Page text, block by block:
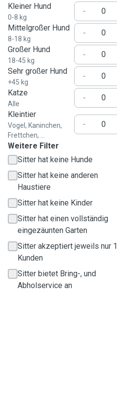
Kleiner Hund
0-8 kg
-
Mittelgroßer Hund
8-18 kg
-
Großer Hund
18-45 kg
-
Sehr großer Hund
+45 kg
-
Katze
Alle
-
Kleintier
Vogel, Kaninchen,
Frettchen, ...
-
Weitere Filter
Sitter hat keine Hunde
Sitter hat keine anderen
Haustiere
Sitter hat keine Kinder
Sitter hat einen vollständig
eingezäunten Garten
Sitter akzeptiert jeweils nur 1
Kunden
Sitter bietet Bring-, und
Abholservice an